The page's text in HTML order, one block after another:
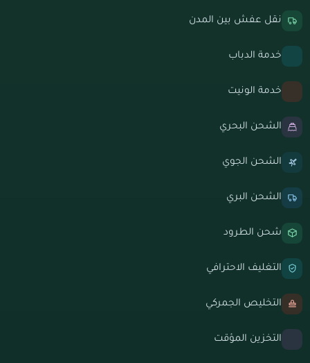
نقل عفش بين المدن
خدمة الدباب
خدمة الونيت
الشحن البحري
الشحن الجوي
الشحن البري
شحن الطرود
التغليف الاحترافي
التخليص الجمركي
التخزين المؤقت